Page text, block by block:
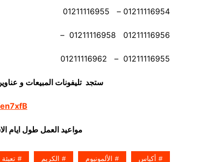
01211116954 – 01211116955
01211116956 01211116958 –
01211116955 – 01211116962
ستجد تليفونات المبيعات و
مواعيد العمل طول ايام
أكياس الألمونيوم الكريم تعبئة